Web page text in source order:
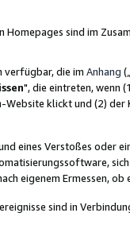
sind im
verfügbar, die im Anhang („
", die eintreten, wenn
klickt und (2)
eines Verstoßes oder
eigenem Ermessen,
sind in